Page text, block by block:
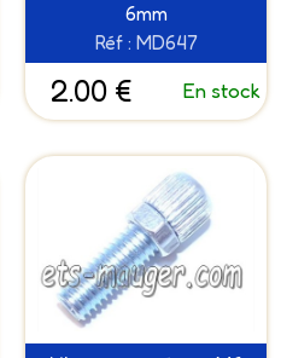
6mm
Réf : MD647
2.00 € En stock